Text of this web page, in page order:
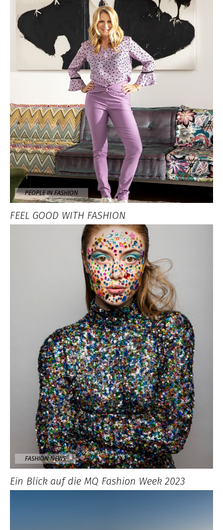
PEOPLE IN FASHION
FEEL GOOD WITH FASHION
FASHION NEWS
Ein Blick auf die MQ Fashion Week 2023